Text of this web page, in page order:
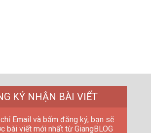
KÝ NHẬN BÀI VIẾT
Email và bấm đăng ký, bạn sẽ
bài viết mới nhất từ GiangBLOG